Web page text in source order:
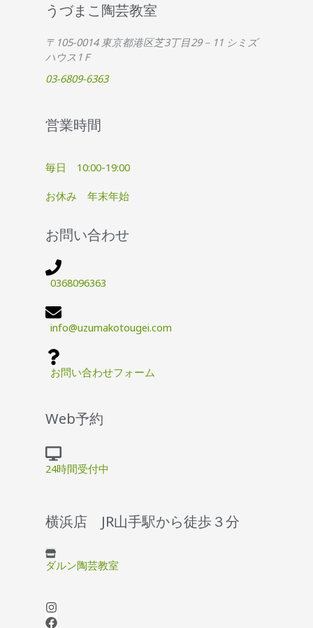
うづまこ陶芸教室
〒105-0014 東京都港区芝3丁目29－11 シミズ
ハウス1Ｆ
03-6809-6363
営業時間
毎日 10:00-19:00
お休み 年末年始
お問い合わせ
0368096363
info@uzumakotougei.com
お問い合わせフォーム
Web予約
24時間受付中
横浜店 JR山手駅から徒歩３分
ダルン陶芸教室